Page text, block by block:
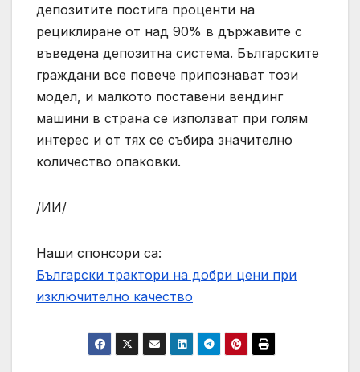
депозитите постига проценти на
рециклиране от над 90% в държавите с
въведена депозитна система. Българските
граждани все повече припознават този
модел, и малкото поставени вендинг
машини в страна се използват при голям
интерес и от тях се събира значително
количество опаковки.
/ИИ/
Наши спонсори са:
Български трактори на добри цени при
изключително качество